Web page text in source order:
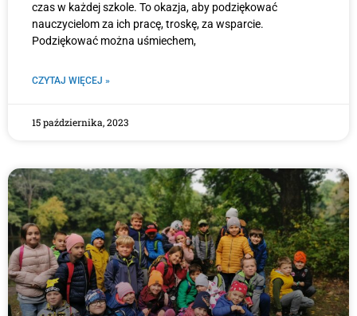
czas w każdej szkole. To okazja, aby podziękować
nauczycielom za ich pracę, troskę, za wsparcie.
Podziękować można uśmiechem,
CZYTAJ WIĘCEJ »
15 października, 2023